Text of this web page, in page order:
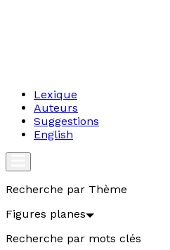
Lexique
Auteurs
Suggestions
English
Recherche par Thème
Figures planes
Recherche par mots clés